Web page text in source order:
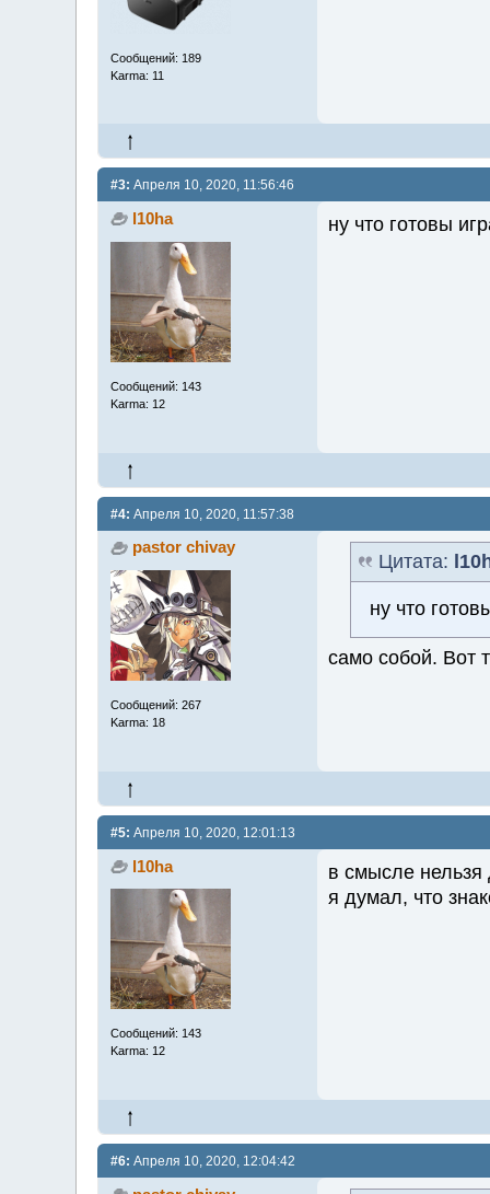
Сообщений: 189
Karma: 11
#3: Апреля 10, 2020, 11:56:46
l10ha
Сообщений: 143
Karma: 12
ну что готовы
#4: Апреля 10, 2020, 11:57:38
pastor chivay
Сообщений: 267
Karma: 18
Цитата:
ну что
само собой. Вот
#5: Апреля 10, 2020, 12:01:13
l10ha
Сообщений: 143
Karma: 12
в смысле
я думал, что
#6: Апреля 10, 2020, 12:04:42